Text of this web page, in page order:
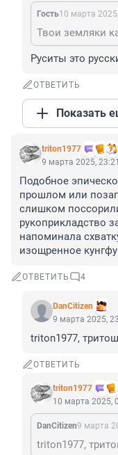
Гость10 марта
Твои земляки
Руситы это
ОТВЕТИТЬ
Показать
triton1977
9 марта 2025, 23:21
Подобное
прошлом или
слишком
рукоприкладство
напоминала
изощренное
ОТВЕТИТЬ 4
DanCitizen
9 марта 2025,
triton1977,
ОТВЕТИТЬ
triton1977
10 марта 2025,
DanCitizen9 марта
triton1977,